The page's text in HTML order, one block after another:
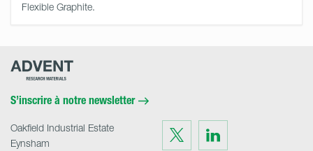
Flexible Graphite.
Advent
S’inscrire à notre newsletter
Visit
us
on
Visit
on
Oakfield Industrial Estate
Eynsham